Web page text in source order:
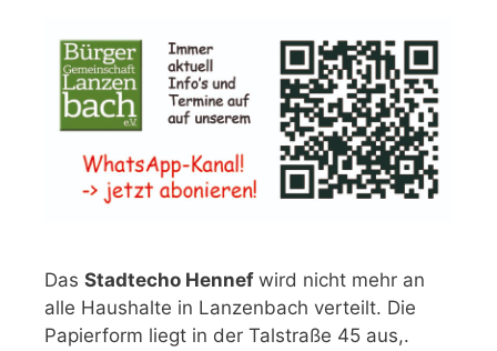
Das Stadtecho Hennef wird nicht mehr an
alle Haushalte in Lanzenbach verteilt. Die
Papierform liegt in der Talstraße 45 aus,.